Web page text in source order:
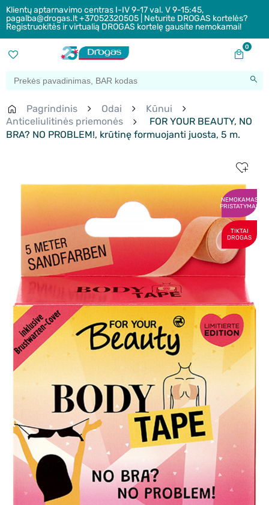
Klientų aptarnavimo centras I-IV 9-17 val. V 9-15:45,
pagalba@drogas.lt +37052320505 | Neturite DROGAS kortelės?
Registruokitės ir virtualią DROGAS kortelę gausite nemokamai!
0
Pagrindinis Odai
Kūnui
Anticeliulitinės priemonės
FOR YOUR BEAUTY, NO
BRA? NO PROBLEM!, krūtinę formuojanti juosta, 5 m.
NEMOKAMAS
PRISTATYMAS
TIKTAI
DROGAS